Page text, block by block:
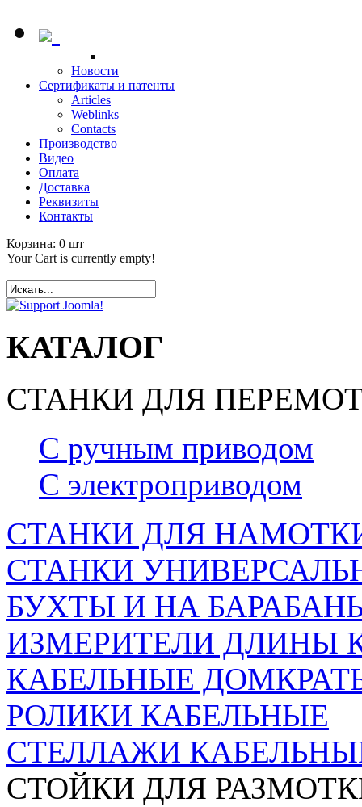
Новости
Сертификаты и патенты
Articles
Weblinks
Contacts
Производство
Видео
Оплата
Доставка
Реквизиты
Контакты
Корзина: 0 шт
Your Cart is currently empty!
КАТАЛОГ
СТАНКИ ДЛЯ
С ручным приводом
С электроприводом
СТАНКИ ДЛЯ
СТАНКИ
БУХТЫ И НА
ИЗМЕРИТЕЛИ ДЛИНЫ
КАБЕЛЬНЫЕ
РОЛИКИ КАБЕЛЬНЫЕ
СТЕЛЛАЖИ
СТОЙКИ ДЛЯ